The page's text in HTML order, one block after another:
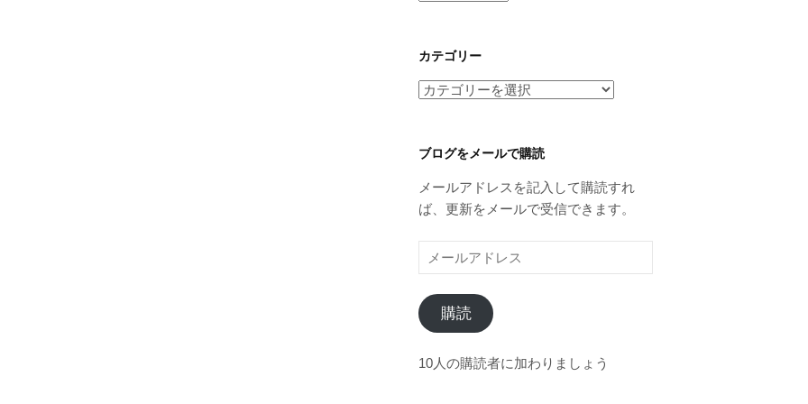
イ
ブ
カテゴリー
カ
リ
ブログをメールで購読
メールアドレスを記入して購読すれ
ば、更新をメールで受信できます。
ー
ル
ア
ド
レ
購読
10人の購読者に加わりましょう